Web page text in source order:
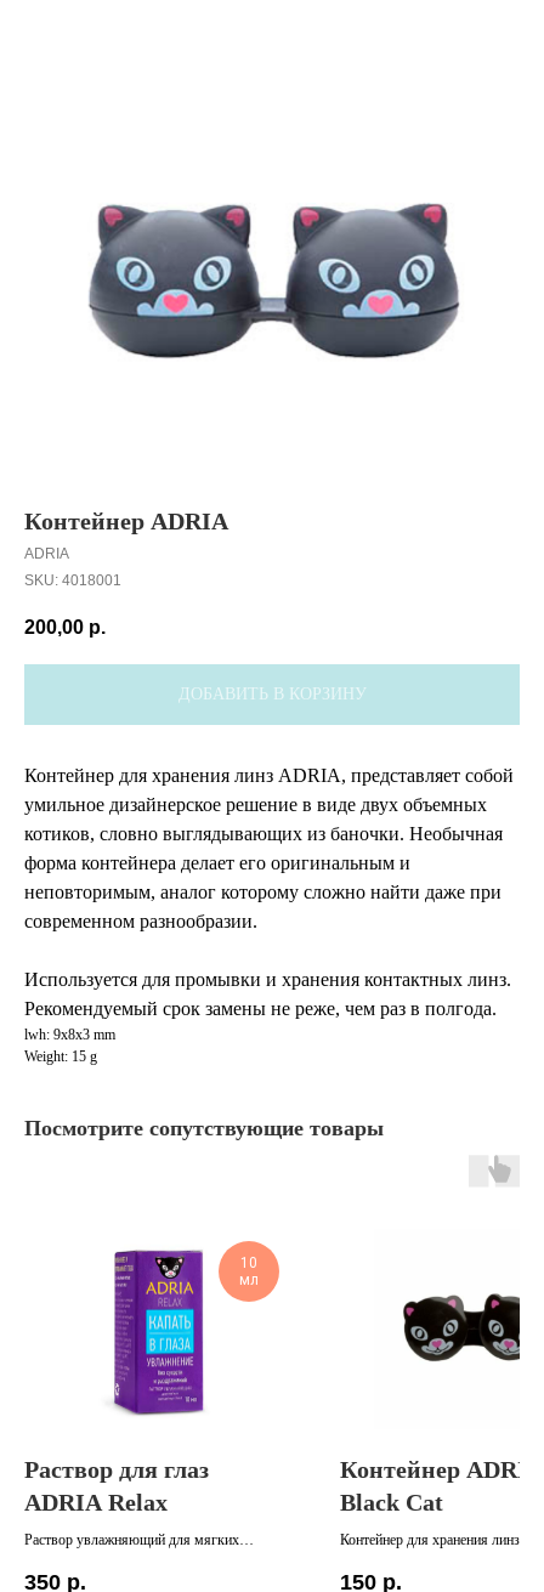
Контейнер ADRIA
ADRIA
SKU: 4018001
200,00 р.
ДОБАВИТЬ В КОРЗИНУ
Контейнер для хранения линз ADRIA, представляет собой
умильное дизайнерское решение в виде двух объемных
котиков, словно выглядывающих из баночки. Необычная
форма контейнера делает его оригинальным и
неповторимым, аналог которому сложно найти даже при
современном разнообразии.
Используется для промывки и хранения контактных линз.
Рекомендуемый срок замены не реже, чем раз в полгода.
lwh: 9x8x3 mm
Weight: 15 g
Посмотрите сопутствующие товары
10
мл
Раствор для глаз
ADRIA Relax
Раствор увлажняющий для мягких
и раздражений. Страна-изготовитель:
350 р.
Контейнер ADRIA
Black Cat
Контейнер для хранения линз
150 р.